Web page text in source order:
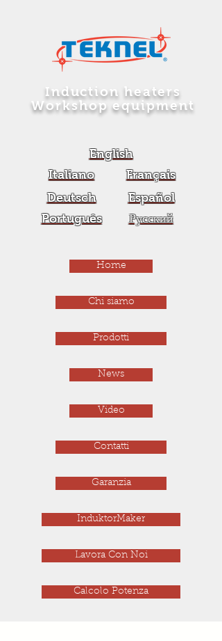
Induction heaters
Workshop equipment
English
Italiano
Français
Deutsch
Español
Português
Русский
Home
Chi siamo
Prodotti
News
Video
Contatti
Garanzia
InduktorMaker
Lavora Con Noi
Calcolo Potenza